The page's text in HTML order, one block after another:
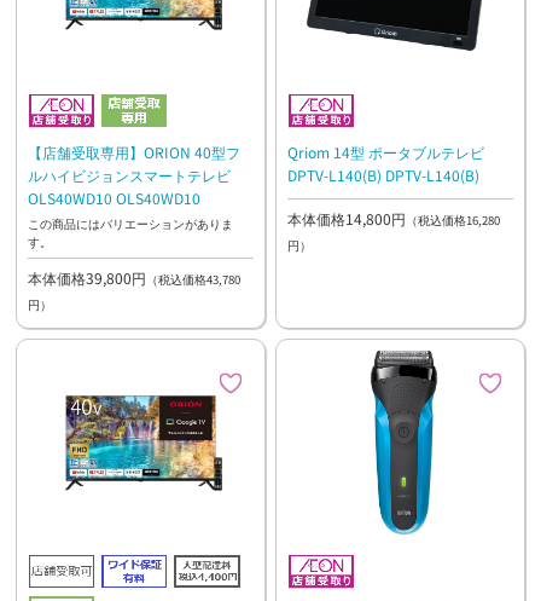
【店舗受取専用】ORION 40型フ
ルハイビジョンスマートテレビ
OLS40WD10 OLS40WD10
この商品にはバリエーションがありま
す。
本体価格39,800円 （税込価格43,780
円）
Qriom 14型 ポータブルテレビ
DPTV-L140(B) DPTV-L140(B)
本体価格14,800円 （税込価格16,280
円）